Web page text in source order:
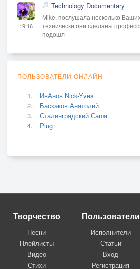
19:16
Technology Documentary
Mike, послушала несколько
технически они сделаны
подошл
ПОЛЬЗОВАТЕЛИ ОНЛАЙН
ИвАнов Nick-Yves
Баскаков Анатолий
Сталинградский Саша
Plug
Творчество
Песни
Плейлисты
Видео
Стихи
Пользователи
Исполнители
Статьи
Вход
Регистрация